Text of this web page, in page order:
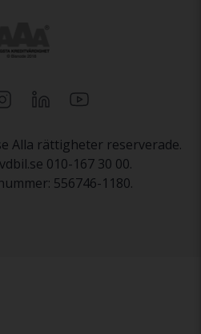
Alla rättigheter reserverade.
010-167 30 00.
556746-1180.